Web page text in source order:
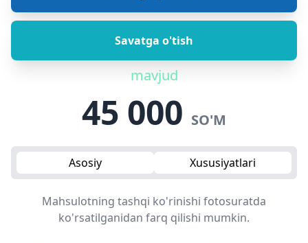
Savatga o'tish
mavjud
45 000 SO'M
Asosiy Xususiyatlari
Mahsulotning tashqi ko'rinishi fotosuratda
ko'rsatilganidan farq qilishi mumkin.